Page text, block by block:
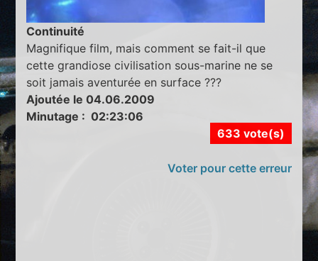
Continuité
Magnifique film, mais comment se fait-il que
cette grandiose civilisation sous-marine ne se
soit jamais aventurée en surface ???
Ajoutée le 04.06.2009
Minutage : 02:23:06
633 vote(s)
Voter pour cette erreur